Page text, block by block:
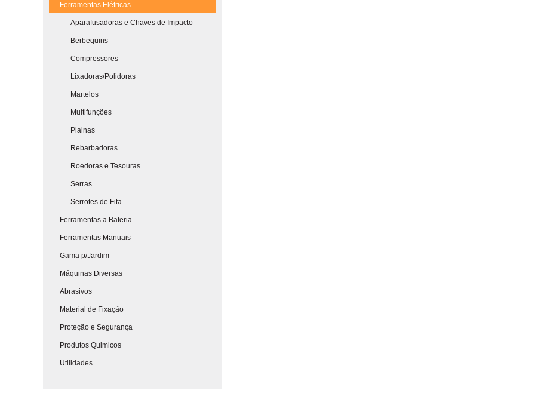
Ferramentas Elétricas
Aparafusadoras e Chaves de Impacto
Berbequins
Compressores
Lixadoras/Polidoras
Martelos
Multifunções
Plainas
Rebarbadoras
Roedoras e Tesouras
Serras
Serrotes de Fita
Ferramentas a Bateria
Ferramentas Manuais
Gama p/Jardim
Máquinas Diversas
Abrasivos
Material de Fixação
Proteção e Segurança
Produtos Quimicos
Utilidades